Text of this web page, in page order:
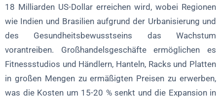
18 Milliarden US-Dollar erreichen wird, wobei Regionen
wie Indien und Brasilien aufgrund der Urbanisierung und
des Gesundheitsbewusstseins das Wachstum
vorantreiben. Großhandelsgeschäfte ermöglichen es
Fitnessstudios und Händlern, Hanteln, Racks und Platten
in großen Mengen zu ermäßigten Preisen zu erwerben,
was die Kosten um 15-20 % senkt und die Expansion in